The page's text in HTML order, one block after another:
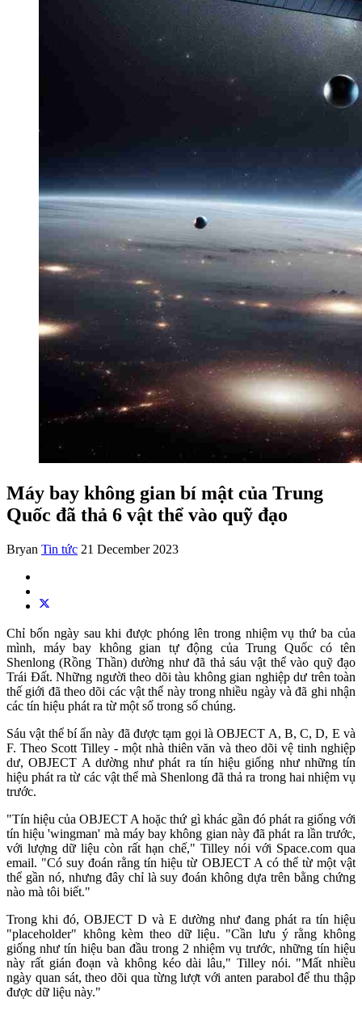
Máy bay không gian bí mật của Trung
Quốc đã thả 6 vật thể vào quỹ đạo
Bryan Tin tức 21 December 2023
Chỉ bốn ngày sau khi được phóng lên trong nhiệm vụ thứ ba của
mình, máy bay không gian tự động của Trung Quốc có tên
Shenlong (Rồng Thần) dường như đã thả sáu vật thể vào quỹ đạo
Trái Đất. Những người theo dõi tàu không gian nghiệp dư trên toàn
thế giới đã theo dõi các vật thể này trong nhiều ngày và đã ghi nhận
các tín hiệu phát ra từ một số trong số chúng.
Sáu vật thể bí ẩn này đã được tạm gọi là OBJECT A, B, C, D, E và
F. Theo Scott Tilley - một nhà thiên văn và theo dõi vệ tinh nghiệp
dư, OBJECT A dường như phát ra tín hiệu giống như những tín
hiệu phát ra từ các vật thể mà Shenlong đã thả ra trong hai nhiệm vụ
trước.
"Tín hiệu của OBJECT A hoặc thứ gì khác gần đó phát ra giống với
tín hiệu 'wingman' mà máy bay không gian này đã phát ra lần trước,
với lượng dữ liệu còn rất hạn chế," Tilley nói với Space.com qua
email. "Có suy đoán rằng tín hiệu từ OBJECT A có thể từ một vật
thể gần nó, nhưng đây chỉ là suy đoán không dựa trên bằng chứng
nào mà tôi biết."
Trong khi đó, OBJECT D và E dường như đang phát ra tín hiệu
"placeholder" không kèm theo dữ liệu. "Cần lưu ý rằng không
giống như tín hiệu ban đầu trong 2 nhiệm vụ trước, những tín hiệu
này rất gián đoạn và không kéo dài lâu," Tilley nói. "Mất nhiều
ngày quan sát, theo dõi qua từng lượt với anten parabol để thu thập
được dữ liệu này."